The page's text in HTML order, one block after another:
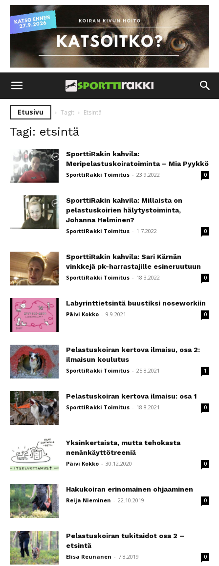
Etusivu Tagit Etsintä
Tagi: etsintä
SporttiRakin kahvila:
Meripelastuskoiratoiminta – Mia Pyykkö
SporttiRakki Toimitus - 23.9.2022 0
SporttiRakin kahvila: Millaista on
pelastuskoirien hälytystoiminta,
Johanna Helminen?
SporttiRakki Toimitus - 1.7.2022 0
SporttiRakin kahvila: Sari Kärnän
vinkkejä pk-harrastajille esineruutuun
SporttiRakki Toimitus - 18.3.2022 0
Labyrinttietsintä buustiksi noseworkiin
Päivi Kokko - 9.9.2021 0
Pelastuskoiran kertova ilmaisu, osa 2:
ilmaisun koulutus
SporttiRakki Toimitus - 25.8.2021 1
Pelastuskoiran kertova ilmaisu: osa 1
SporttiRakki Toimitus - 18.8.2021 0
Yksinkertaista, mutta tehokasta
nenänkäyttötreeniä
Päivi Kokko - 30.12.2020 0
Hakukoiran erinomainen ohjaaminen
Reija Nieminen - 22.10.2019 0
Pelastuskoiran tukitaidot osa 2 –
etsintä
Elisa Reunanen - 7.8.2019 0